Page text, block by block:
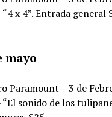
“4 x 4”. Entrada
mayo
Paramount – 3 de
“El sonido de los